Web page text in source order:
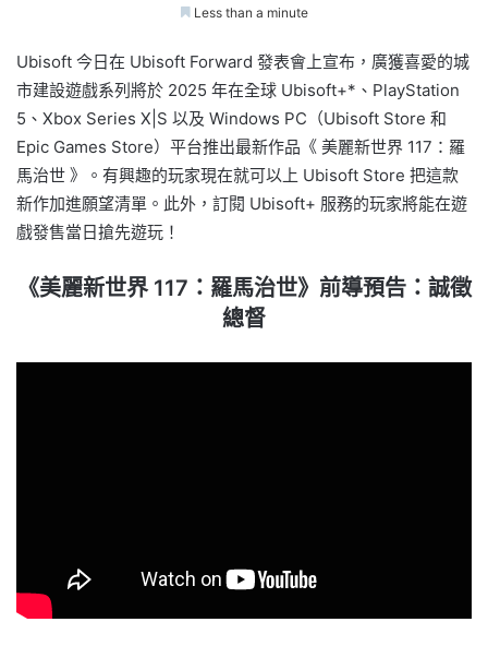
Less than a minute
Ubisoft 今日在 Ubisoft Forward 發表會上宣布，廣獲喜愛的城
市建設遊戲系列將於 2025 年在全球 Ubisoft+*、PlayStation
5、Xbox Series X|S 以及 Windows PC（Ubisoft Store 和
Epic Games Store）平台推出最新作品《 美麗新世界 117：羅
馬治世 》。有興趣的玩家現在就可以上 Ubisoft Store 把這款
新作加進願望清單。此外，訂閱 Ubisoft+ 服務的玩家將能在遊
戲發售當日搶先遊玩！
《美麗新世界 117：羅馬治世》前導預告：誠徵
總督